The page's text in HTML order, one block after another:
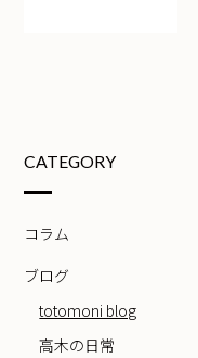
CATEGORY
コラム
ブログ
totomoni blog
高木の日常